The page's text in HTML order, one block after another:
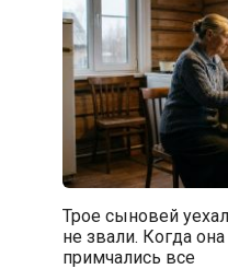
Трое сыновей
не звали. Когда
примчались все